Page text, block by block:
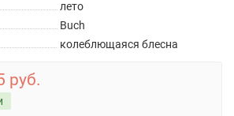
лето
Buch
колеблющаяся блесна
руб.